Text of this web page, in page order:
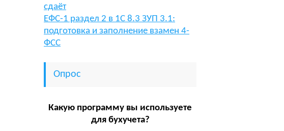
сдаёт
ЕФС-1 раздел 2 в 1С 8.3 ЗУП 3.1:
подготовка и заполнение взамен 4-
ФСС
Опрос
Какую программу вы используете
для бухучета?